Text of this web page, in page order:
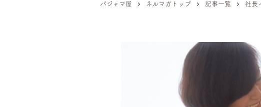
パジャマ屋 ネルマガトップ 記事一覧 社長